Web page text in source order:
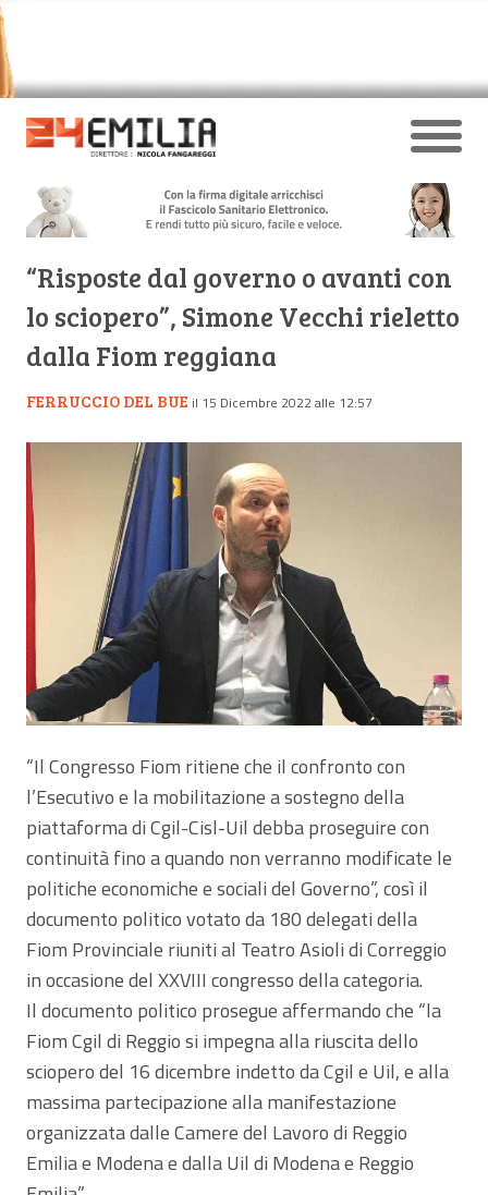
“Risposte dal governo o avanti con
lo sciopero”, Simone Vecchi rieletto
dalla Fiom reggiana
FERRUCCIO DEL BUE il 15 Dicembre 2022 alle 12:57
“Il Congresso Fiom ritiene che il confronto con
l’Esecutivo e la mobilitazione a sostegno della
piattaforma di Cgil-Cisl-Uil debba proseguire con
continuità fino a quando non verranno modificate le
politiche economiche e sociali del Governo”, così il
documento politico votato da 180 delegati della
Fiom Provinciale riuniti al Teatro Asioli di Correggio
in occasione del XXVIII congresso della categoria.
Il documento politico prosegue affermando che “la
Fiom Cgil di Reggio si impegna alla riuscita dello
sciopero del 16 dicembre indetto da Cgil e Uil, e alla
massima partecipazione alla manifestazione
organizzata dalle Camere del Lavoro di Reggio
Emilia e Modena e dalla Uil di Modena e Reggio